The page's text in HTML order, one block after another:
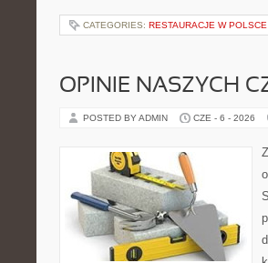
CATEGORIES: RESTAURACJE W POLSCE
OPINIE NASZYCH
POSTED BY ADMIN CZE - 6 - 2026